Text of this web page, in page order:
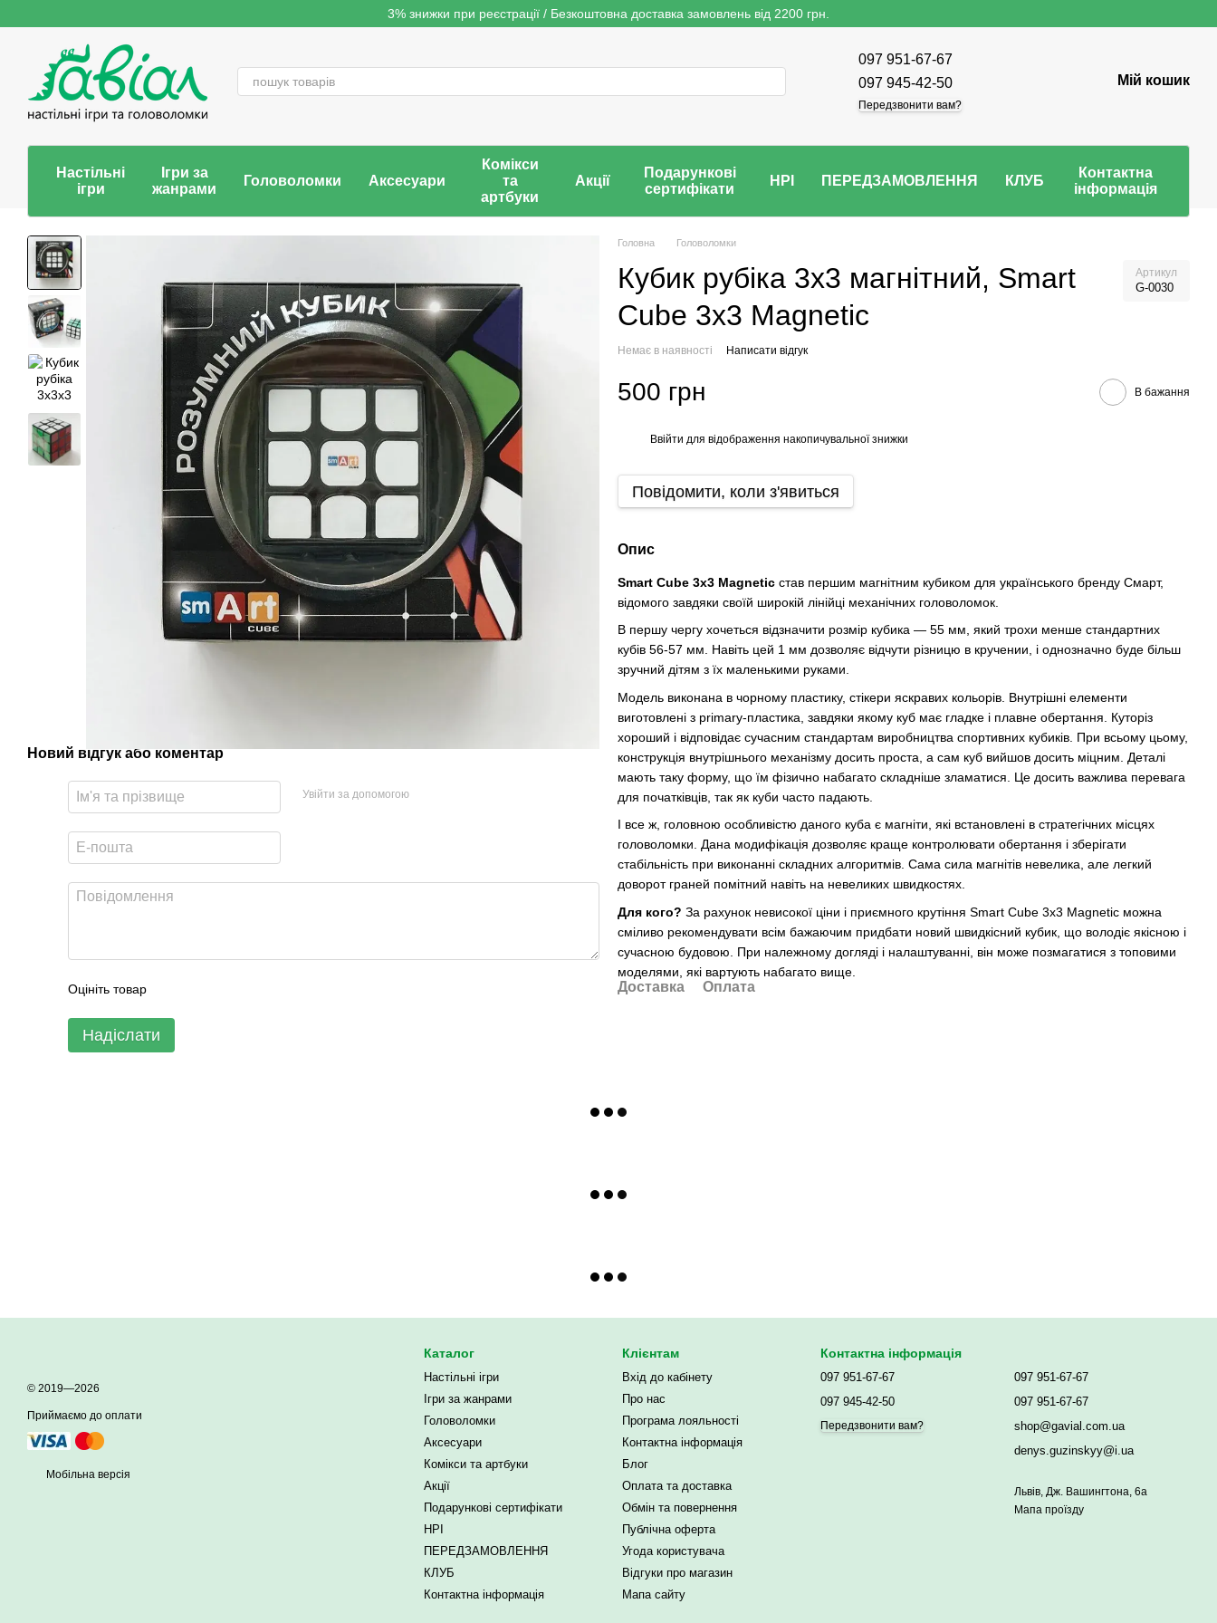
3% знижки при реєстрації / Безкоштовна доставка замовлень від 2200 грн.
097 951-67-67
097 945-42-50
Передзвонити вам?
Мій кошик
Настільні
ігри
Ігри за
жанрами
Головоломки Аксесуари
Комікси
та
артбуки
Акції
Подарункові
сертифікати
НРІ ПЕРЕДЗАМОВЛЕННЯ КЛУБ
Контактна
інформація
Новий відгук або коментар
Увійти за допомогою
Оцініть товар
Надіслати
Головна Головоломки
Кубик рубіка 3x3 магнітний, Smart
Cube 3х3 Magnetic
Артикул
G-0030
Немає в наявності Написати відгук
500 грн В бажання
Ввійти для відображення накопичувальної знижки
Повідомити, коли з'явиться
Опис
Smart Cube 3х3 Magnetic став першим магнітним кубиком для українського бренду Смарт,
відомого завдяки своїй широкій лінійці механічних головоломок.
В першу чергу хочеться відзначити розмір кубика — 55 мм, який трохи менше стандартних
кубів 56-57 мм. Навіть цей 1 мм дозволяє відчути різницю в кручении, і однозначно буде більш
зручний дітям з їх маленькими руками.
Модель виконана в чорному пластику, стікери яскравих кольорів. Внутрішні елементи
виготовлені з primary-пластика, завдяки якому куб має гладке і плавне обертання. Куторіз
хороший і відповідає сучасним стандартам виробництва спортивних кубиків. При всьому цьому,
конструкція внутрішнього механізму досить проста, а сам куб вийшов досить міцним. Деталі
мають таку форму, що їм фізично набагато складніше зламатися. Це досить важлива перевага
для початківців, так як куби часто падають.
І все ж, головною особливістю даного куба є магніти, які встановлені в стратегічних місцях
головоломки. Дана модифікація дозволяє краще контролювати обертання і зберігати
стабільність при виконанні складних алгоритмів. Сама сила магнітів невелика, але легкий
доворот граней помітний навіть на невеликих швидкостях.
Для кого? За рахунок невисокої ціни і приємного крутіння Smart Cube 3х3 Magnetic можна
сміливо рекомендувати всім бажаючим придбати новий швидкісний кубик, що володіє якісною і
сучасною будовою. При належному догляді і налаштуванні, він може позмагатися з топовими
моделями, які вартують набагато вище.
Доставка Оплата
© 2019—2026
Приймаємо до оплати
Мобільна версія
Каталог
Настільні ігри
Ігри за жанрами
Головоломки
Аксесуари
Комікси та артбуки
Акції
Подарункові сертифікати
НРІ
ПЕРЕДЗАМОВЛЕННЯ
КЛУБ
Контактна інформація
Клієнтам
Вхід до кабінету
Про нас
Програма лояльності
Контактна інформація
Блог
Оплата та доставка
Обмін та повернення
Публічна оферта
Угода користувача
Відгуки про магазин
Мапа сайту
Контактна інформація
097 951-67-67
097 945-42-50
Передзвонити вам?
097 951-67-67
097 951-67-67
shop@gavial.com.ua
denys.guzinskyy@i.ua
Львів, Дж. Вашингтона, 6а
Мапа проїзду